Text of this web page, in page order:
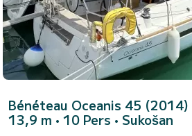
Bénéteau Oceanis 45 (2014)
13,9 m • 10 Pers • Sukošan